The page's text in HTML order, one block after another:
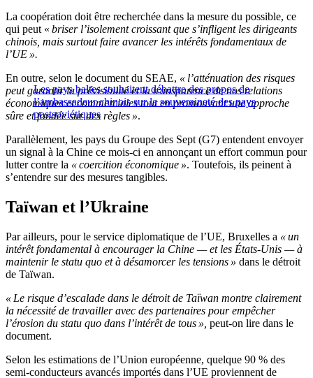
La coopération doit être recherchée dans la mesure du possible, ce
qui peut « briser l’isolement croissant que s’infligent les dirigeants
chinois, mais surtout faire avancer les intérêts fondamentaux de
l’UE ».
Les pays baltes souhaitent débattre des propos de
l’ambassadeur chinois sur la souveraineté des pays
postsoviétiques
En outre, selon le document du SEAE, « l’atténuation des risques
peut garantir la prévisibilité et la transparence de nos relations
économiques et commerciales tout en promouvant une approche
sûre et fondée sur des règles ».
Parallèlement, les pays du Groupe des Sept (G7) entendent envoyer
un signal à la Chine ce mois-ci en annonçant un effort commun pour
lutter contre la « coercition économique ». Toutefois, ils peinent à
s’entendre sur des mesures tangibles.
Taïwan et l’Ukraine
Par ailleurs, pour le service diplomatique de l’UE, Bruxelles a « un
intérêt fondamental à encourager la Chine — et les États-Unis — à
maintenir le statu quo et à désamorcer les tensions » dans le détroit
de Taïwan.
« Le risque d’escalade dans le détroit de Taïwan montre clairement
la nécessité de travailler avec des partenaires pour empêcher
l’érosion du statu quo dans l’intérêt de tous », peut-on lire dans le
document.
Selon les estimations de l’Union européenne, quelque 90 % des
semi-conducteurs avancés importés dans l’UE proviennent de